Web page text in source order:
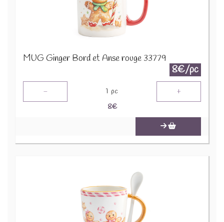
MUG Ginger Bord et Anse rouge 33779
8€/pc
- 1 pc +
8€